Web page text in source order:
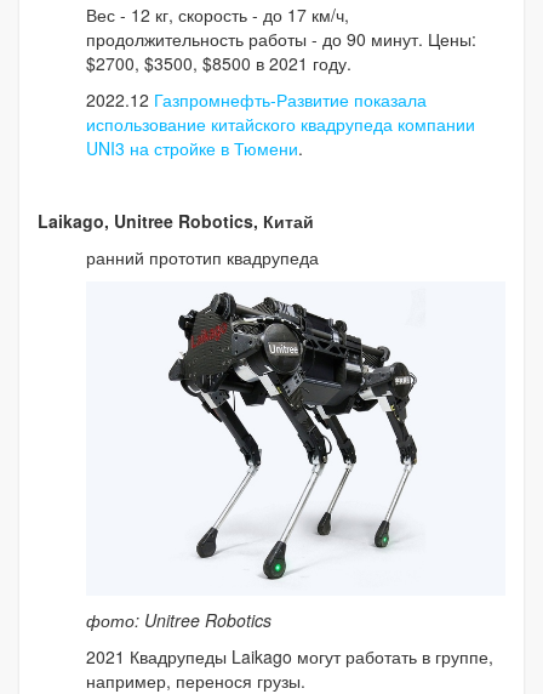
Вес - 12 кг, скорость - до 17 км/ч,
продолжительность работы - до 90 минут. Цены:
$2700, $3500, $8500 в 2021 году.
2022.12 Газпромнефть-Развитие показала
использование китайского квадрупеда компании
UNI3 на стройке в Тюмени.
Laikago, Unitree Robotics, Китай
ранний прототип квадрупеда
фото: Unitree Robotics
2021 Квадрупеды Laikago могут работать в группе,
например, перенося грузы.